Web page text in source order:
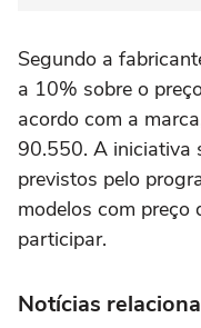
Segundo a
a 10% sobre o
acordo com a
90.550. A iniciativa
previstos pelo
modelos com preço
participar.
Notícias